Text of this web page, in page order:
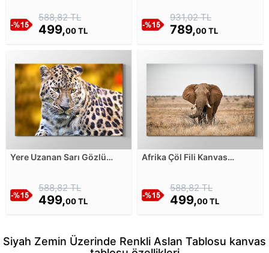
588,82 TL
499,00 TL
931,02 TL
789,00 TL
Yere Uzanan Sarı Gözlü
588,82 TL
499,00 TL
Afrika Çöl Fili Kanvas
588,82 TL
499,00 TL
Siyah Zemin Üzerinde Renkli Aslan Tablosu kanvas